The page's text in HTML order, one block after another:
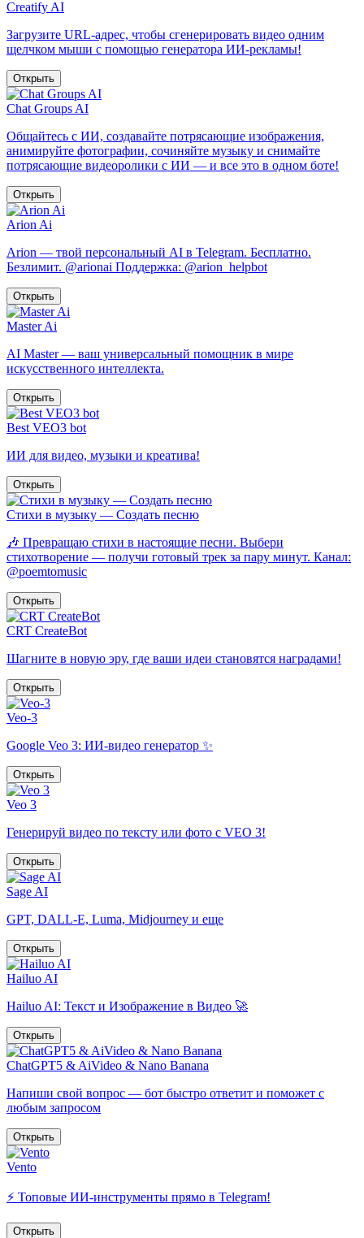
Creatify AI
Загрузите URL-адрес, чтобы сгенерировать видео одним
щелчком мыши с помощью генератора ИИ-рекламы!
Открыть
Chat Groups AI
Общайтесь с ИИ, создавайте потрясающие изображения,
анимируйте фотографии, сочиняйте музыку и снимайте
потрясающие видеоролики с ИИ — и все это в одном боте!
Открыть
Arion Ai
Arion — твой персональный AI в Telegram. Бесплатно.
Безлимит. @arionai Поддержка: @arion_helpbot
Открыть
Master Ai
AI Master — ваш универсальный помощник в мире
искусственного интеллекта.
Открыть
Best VEO3 bot
ИИ для видео, музыки и креатива!
Открыть
Стихи в музыку — Создать песню
🎶 Превращаю стихи в настоящие песни. Выбери
стихотворение — получи готовый трек за пару минут. Канал:
@poemtomusic
Открыть
CRT CreateBot
Шагните в новую эру, где ваши идеи становятся наградами!
Открыть
Veo-3
Google Veo 3: ИИ-видео генератор ✨
Открыть
Veo 3
Генерируй видео по тексту или фото с VEO 3!
Открыть
Sage AI
GPT, DALL-E, Luma, Midjourney и еще
Открыть
Hailuo AI
Hailuo AI: Текст и Изображение в Видео 🚀
Открыть
ChatGPT5 & AiVideo & Nano Banana
Напиши свой вопрос — бот быстро ответит и поможет с
любым запросом
Открыть
Vento
⚡️ Топовые ИИ-инструменты прямо в Telegram!
Открыть